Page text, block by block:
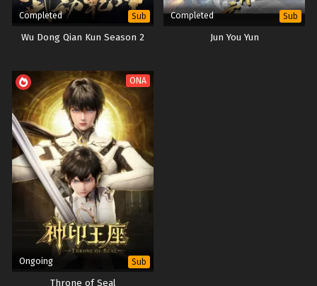
Completed Sub
Wu Dong Qian Kun Season 2
Completed Sub
Jun You Yun
ONA
Ongoing Sub
Throne of Seal